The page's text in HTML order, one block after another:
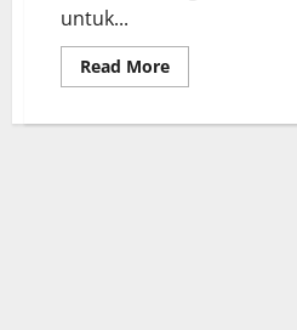
untuk...
Read MoreRead
more
Oli